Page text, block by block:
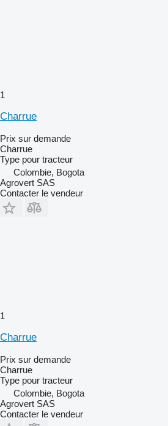
1
Charrue
Prix sur demande
Charrue
Type pour tracteur
Colombie, Bogota
Agrovert SAS
Contacter le vendeur
1
Charrue
Prix sur demande
Charrue
Type pour tracteur
Colombie, Bogota
Agrovert SAS
Contacter le vendeur